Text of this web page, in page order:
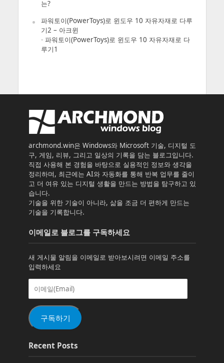
는?
파워토이(PowerToys)로 윈도우 10 자유자재로 다루
기2 – 아크윈
- 파워토이(PowerToys)로 윈도우 10 자유자재로 다
루기1
archmond.win은 Windows와 Microsoft 기술, 디지털 도
구, 게임, 리뷰, 그리고 일상의 기록을 담는 블로그입니다.
직접 사용해 본 경험을 바탕으로 실용적인 정보와 생각을
정리하며, 최근에는 AI와 자동화를 통해 반복 업무를 줄이
고 더 여유 있는 디지털 생활을 만드는 방법을 탐구하고 있
습니다.
기술을 위한 기술이 아니라, 삶을 조금 더 편하게 만드는
기술을 기록합니다.
이메일로 블로그를 구독하세요
새 게시물 알림을 이메일로 받아보시려면 이메일 주소를
입력하세요
이
일
(Email)
구독하기
Recent Posts